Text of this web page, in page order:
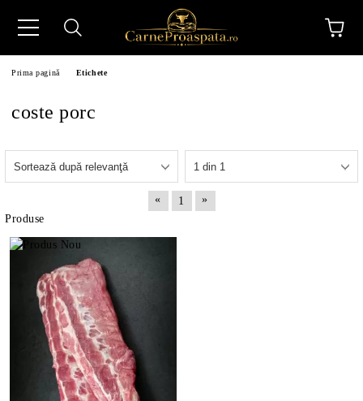
Prima pagină Etichete
coste porc
« 1
»
Produse